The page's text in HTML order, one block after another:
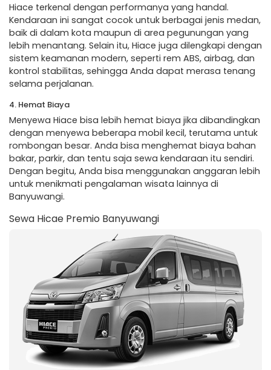
Hiace terkenal dengan performanya yang handal.
Kendaraan ini sangat cocok untuk berbagai jenis medan,
baik di dalam kota maupun di area pegunungan yang
lebih menantang. Selain itu, Hiace juga dilengkapi dengan
sistem keamanan modern, seperti rem ABS, airbag, dan
kontrol stabilitas, sehingga Anda dapat merasa tenang
selama perjalanan.
4. Hemat Biaya
Menyewa Hiace bisa lebih hemat biaya jika dibandingkan
dengan menyewa beberapa mobil kecil, terutama untuk
rombongan besar. Anda bisa menghemat biaya bahan
bakar, parkir, dan tentu saja sewa kendaraan itu sendiri.
Dengan begitu, Anda bisa menggunakan anggaran lebih
untuk menikmati pengalaman wisata lainnya di
Banyuwangi.
Sewa Hicae Premio Banyuwangi